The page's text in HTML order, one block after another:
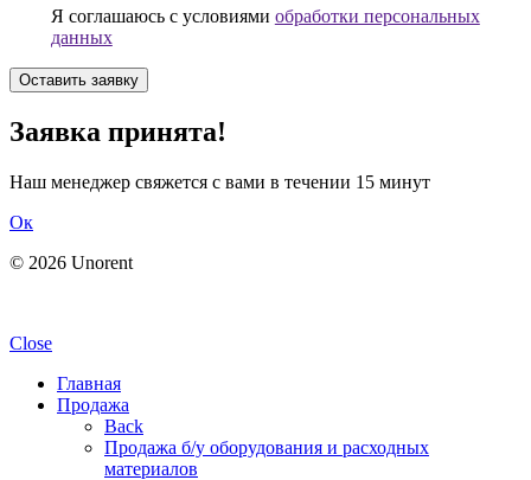
Я соглашаюсь с условиями обработки персональных
данных
Заявка принята!
Наш менеджер свяжется с вами в течении 15 минут
Ок
© 2026 Unorent
Close
Главная
Продажа
Back
Продажа б/у оборудования и расходных
материалов